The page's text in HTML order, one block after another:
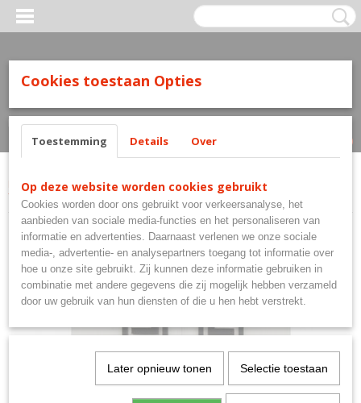
Inloggen Registreren
(0)
Home >Flights>Ruthless Flights> Clear Panels>Ruthless Flights
Transparant Clear Panels
Cookies toestaan Opties
Toestemming Details Over
Op deze website worden cookies gebruikt
Cookies worden door ons gebruikt voor verkeersanalyse, het
aanbieden van sociale media-functies en het personaliseren van
informatie en advertenties. Daarnaast verlenen we onze sociale
media-, advertentie- en analysepartners toegang tot informatie over
hoe u onze site gebruikt. Zij kunnen deze informatie gebruiken in
combinatie met andere gegevens die zij mogelijk hebben verzameld
door uw gebruik van hun diensten of die u hen hebt verstrekt.
Later opnieuw tonen Selectie toestaan